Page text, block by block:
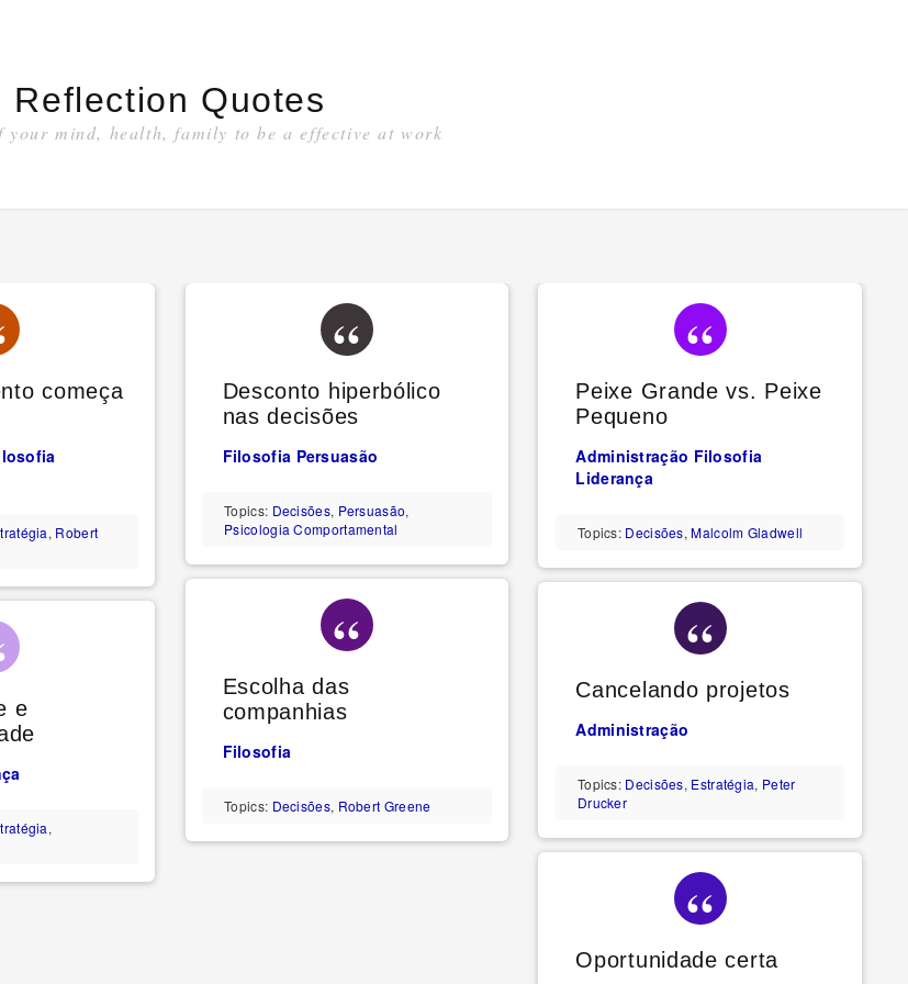
Reflection Quotes
your mind, health, family to be a effective at work
começa
, Robert
e
,
Desconto hiperbólico
nas decisões
Filosofia Persuasão
Topics: Decisões, Persuasão,
Psicologia Comportamental
Escolha das
companhias
Filosofia
Topics: Decisões, Robert Greene
Peixe Grande vs. Peixe
Pequeno
Administração Filosofia
Liderança
Topics: Decisões,Malcolm Gladwell
Cancelando projetos
Administração
Topics: Decisões, Estratégia, Peter
Drucker
Oportunidade certa